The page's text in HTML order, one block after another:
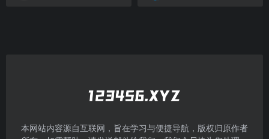
本网站内容源自互联网，旨在学习与便捷导航，版权归原作者